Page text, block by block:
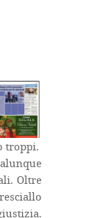
troppi.
Oltre